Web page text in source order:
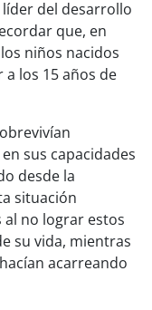
del desarrollo
que, en
niños nacidos
a los 15 años de
sus capacidades
desde la
situación
al no lograr estos
su vida, mientras
acarreando